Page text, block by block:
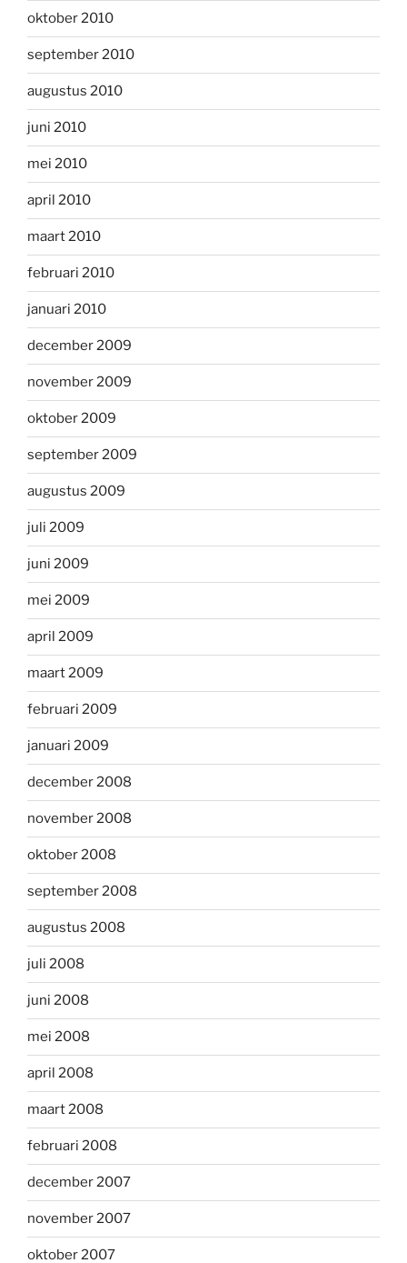
oktober 2010
september 2010
augustus 2010
juni 2010
mei 2010
april 2010
maart 2010
februari 2010
januari 2010
december 2009
november 2009
oktober 2009
september 2009
augustus 2009
juli 2009
juni 2009
mei 2009
april 2009
maart 2009
februari 2009
januari 2009
december 2008
november 2008
oktober 2008
september 2008
augustus 2008
juli 2008
juni 2008
mei 2008
april 2008
maart 2008
februari 2008
december 2007
november 2007
oktober 2007